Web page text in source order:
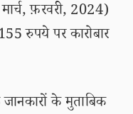
मार्च, फ़रवरी, 2024)
रुपये पर कारोबार
के मुताबिक